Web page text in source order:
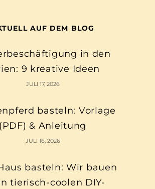
AUF DEM BLOG
in den
9 kreative Ideen
JULI 17, 2026
basteln: Vorlage
(PDF) & Anleitung
JULI 16, 2026
basteln: Wir bauen
tierisch-coolen DIY-